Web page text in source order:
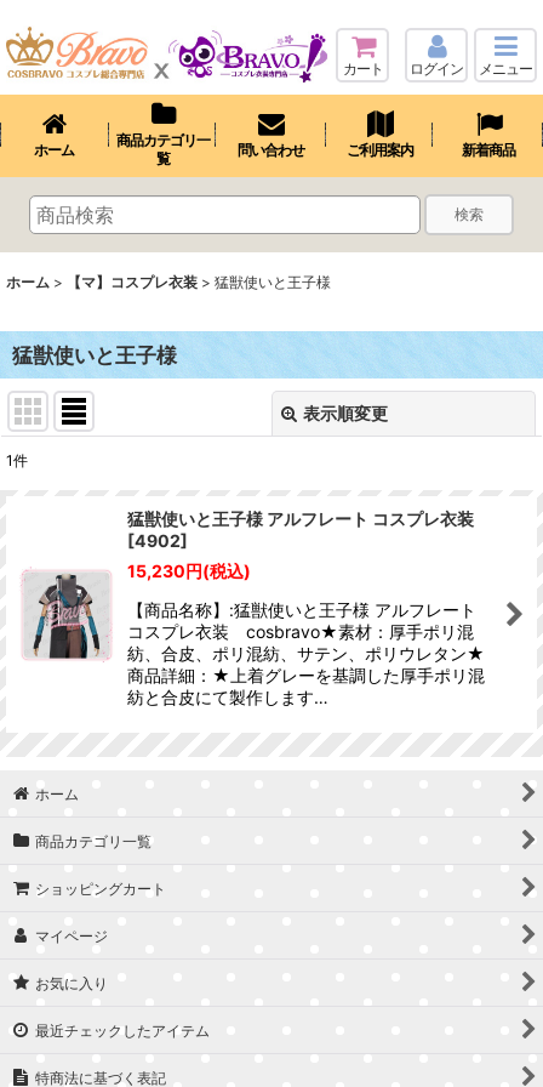
カート ログイン メニュー
ホーム
商品カテゴリ一
覧
問い合わせ ご利用案内 新着商品
検索
ホーム > 【マ】コスプレ衣装 > 猛獣使いと王子様
猛獣使いと王子様
表示順変更
絞り込む
1件
猛獣使いと王子様 アルフレート コスプレ衣装
[4902]
15,230円(税込)
【商品名称】:猛獣使いと王子様 アルフレート
コスプレ衣装 cosbravo★素材：厚手ポリ混
紡、合皮、ポリ混紡、サテン、ポリウレタン★
商品詳細：★上着グレーを基調した厚手ポリ混
紡と合皮にて製作します…
ホーム
商品カテゴリ一覧
ショッピングカート
マイページ
お気に入り
最近チェックしたアイテム
特商法に基づく表記